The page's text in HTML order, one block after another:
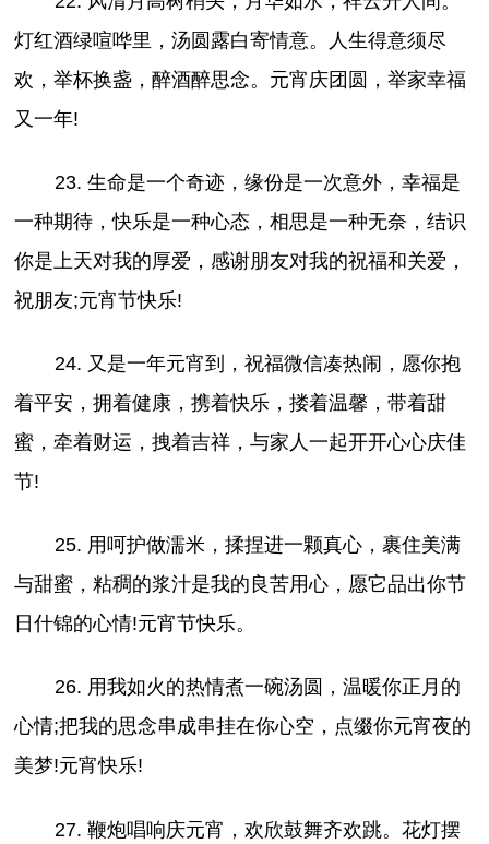
灯红酒绿喧哗里，汤圆露白寄情意。人生得意须尽
欢，举杯换盏，醉酒醉思念。元宵庆团圆，举家幸福
又一年!
23. 生命是一个奇迹，缘份是一次意外，幸福是
一种期待，快乐是一种心态，相思是一种无奈，结识
你是上天对我的厚爱，感谢朋友对我的祝福和关爱，
祝朋友;元宵节快乐!
24. 又是一年元宵到，祝福微信凑热闹，愿你抱
着平安，拥着健康，携着快乐，搂着温馨，带着甜
蜜，牵着财运，拽着吉祥，与家人一起开开心心庆佳
节!
25. 用呵护做濡米，揉捏进一颗真心，裹住美满
与甜蜜，粘稠的浆汁是我的良苦用心，愿它品出你节
日什锦的心情!元宵节快乐。
26. 用我如火的热情煮一碗汤圆，温暖你正月的
心情;把我的思念串成串挂在你心空，点缀你元宵夜的
美梦!元宵快乐!
27. 鞭炮唱响庆元宵，欢欣鼓舞齐欢跳。花灯摆